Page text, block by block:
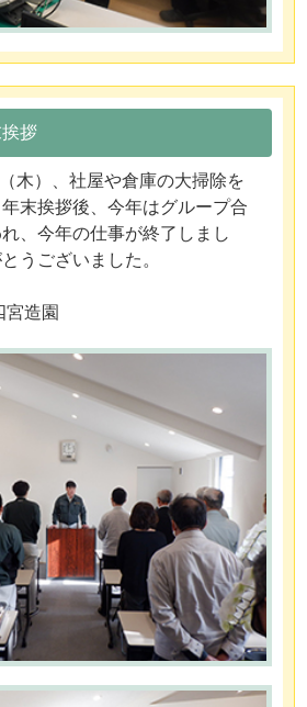
挨拶
木）、社屋や倉庫の大掃除を
末挨拶後、今年はグループ合
、今年の仕事が終了しまし
うございました。
宮造園